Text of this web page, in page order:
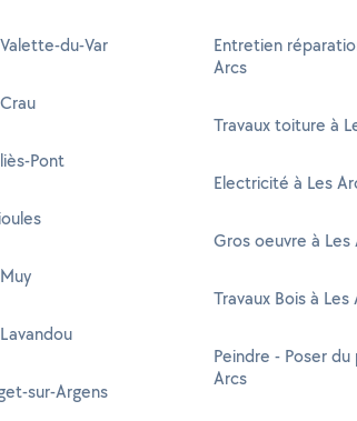
du-Var
Pont
sur-Argens
Entretien
Arcs
Travaux toiture à
Electricité à Les
Gros oeuvre à Les
Travaux Bois à Les
Peindre - Poser
Arcs